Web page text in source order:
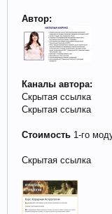
Автор:
Каналы автора:
Скрытая ссылка
Скрытая ссылка
Стоимость 1-го
Скрытая ссылка